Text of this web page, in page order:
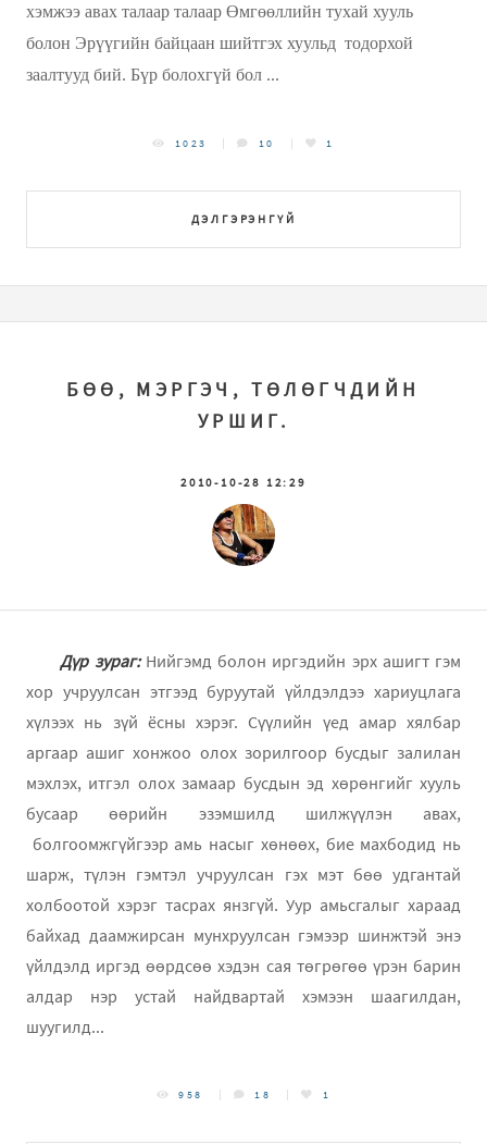
хэмжээ авах талаар талаар Өмгөөллийн тухай хууль
болон Эрүүгийн байцаан шийтгэх хуульд тодорхой
заалтууд бий. Бүр болохгүй бол ...
ДЭЛГЭРЭНГҮЙ
1023 10 1
БӨӨ, МЭРГЭЧ, ТӨЛӨГЧДИЙН
УРШИГ.
2010-10-28 12:29
Дүр зураг: Нийгэмд болон иргэдийн эрх ашигт гэм
хор учруулсан этгээд буруутайүйлдэлдээ хариуцлага
хүлээх нь зүй ёсны хэрэг. Сүүлийн үед амар хялбар
аргаар ашиг хонжоо олох зорилгоор бусдыг залилан
мэхлэх, итгэл олох замаар бусдын эд хөрөнгийг хууль
бусаар өөрийн эзэмшилд шилжүүлэн авах,
болгоомжгүйгээр амь насыг хөнөөх, бие махбодид нь
шарж, түлэн гэмтэл учруулсан гэх мэт бөө удгантай
холбоотой хэрэг тасрах янзгүй. Уур амьсгалыг хараад
байхад даамжирсан мунхруулсан гэмээр шинжтэй энэ
үйлдэлд иргэд өөрдсөө хэдэн сая төгрөгөө үрэн барин
алдар нэр устай найдвартай хэмээн шаагилдан,
шуугилд...
958 18 1